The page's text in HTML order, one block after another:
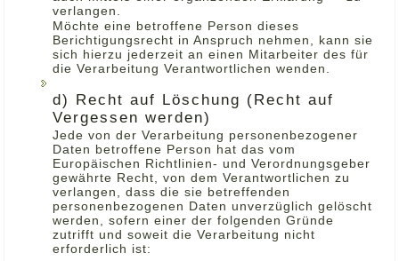
verlangen.
Möchte eine betroffene Person dieses
Berichtigungsrecht in Anspruch nehmen, kann sie
sich hierzu jederzeit an einen Mitarbeiter des für
die Verarbeitung Verantwortlichen wenden.
d) Recht auf Löschung (Recht auf
Vergessen werden)
Jede von der Verarbeitung personenbezogener
Daten betroffene Person hat das vom
Europäischen Richtlinien- und Verordnungsgeber
gewährte Recht, von dem Verantwortlichen zu
verlangen, dass die sie betreffenden
personenbezogenen Daten unverzüglich gelöscht
werden, sofern einer der folgenden Gründe
zutrifft und soweit die Verarbeitung nicht
erforderlich ist: